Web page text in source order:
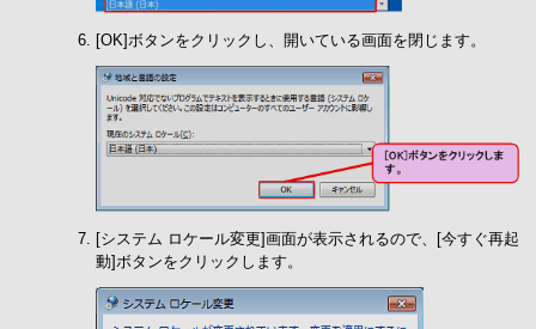
[OK]ボタンをクリックし、開いている画面を閉じます。
[システム ロケール変更]画面が表示されるので、[今すぐ再起
動]ボタンをクリックします。